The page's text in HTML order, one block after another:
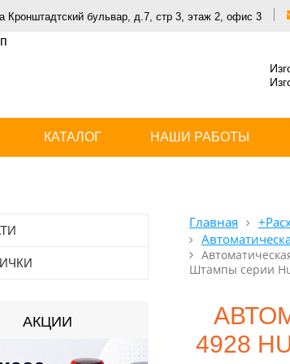
Кронштадтский бульвар, д.7, стр 3, этаж 2, офис 3
КАТАЛОГ НАШИ РАБОТЫ
АКЦИИ
Главная
Штампы серии
4928